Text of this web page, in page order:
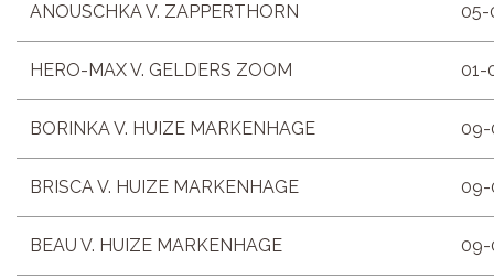
ANOUSCHKA V. ZAPPERTHORN 05-
HERO-MAX V. GELDERS ZOOM 01-
BORINKA V. HUIZE MARKENHAGE 09-
BRISCA V. HUIZE MARKENHAGE 09-
BEAU V. HUIZE MARKENHAGE 09-